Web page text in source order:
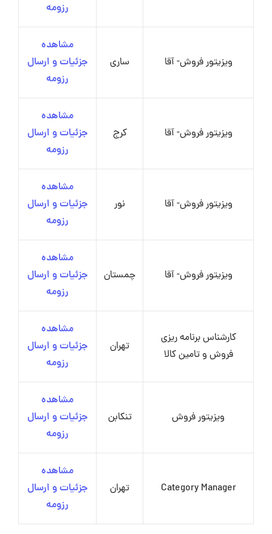
رزومه
ویزیتور فروش- آقا ساری
مشاهده
جزئیات و ارسال
رزومه
ویزیتور فروش- آقا کرج
مشاهده
جزئیات و ارسال
رزومه
ویزیتور فروش- آقا نور
مشاهده
جزئیات و ارسال
رزومه
ویزیتور فروش- آقا چمستان
مشاهده
جزئیات و ارسال
رزومه
کارشناس برنامه ریزی
فروش و تامین کالا
تهران
مشاهده
جزئیات و ارسال
رزومه
ویزیتور فروش تنکابن
مشاهده
جزئیات و ارسال
رزومه
Category Manager تهران
مشاهده
جزئیات و ارسال
رزومه